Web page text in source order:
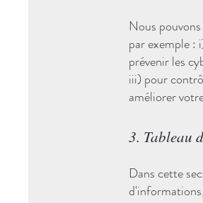
Nous
par exemple :
prévenir les
iii) pour
améliorer
3. Tableau
Dans cette
d'informations,